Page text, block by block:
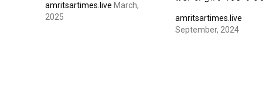
amritsartimes.live March,
2025
amritsartimes.live
September, 2024